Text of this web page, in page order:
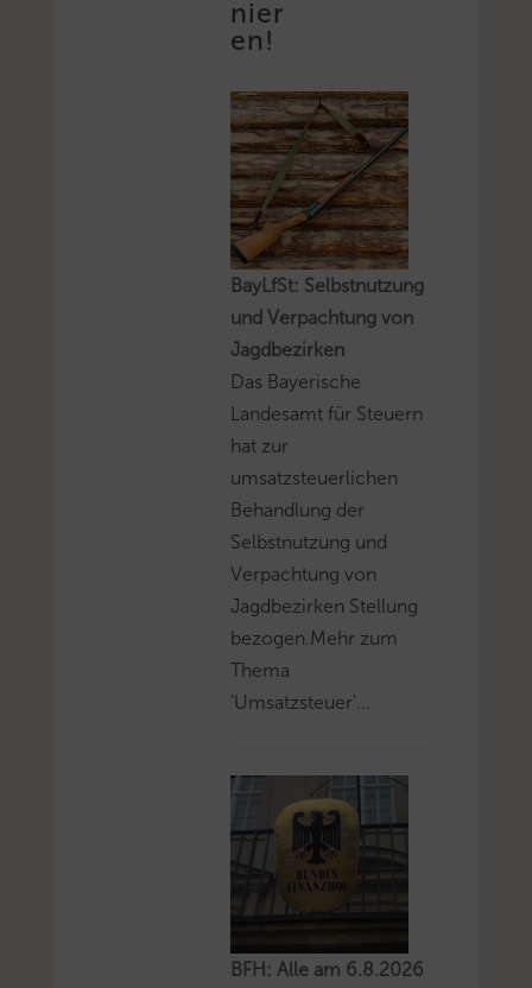
nier
en!
BayLfSt: Selbstnutzung
und Verpachtung von
Jagdbezirken
Das Bayerische
Landesamt für Steuern
hat zur
umsatzsteuerlichen
Behandlung der
Selbstnutzung und
Verpachtung von
Jagdbezirken Stellung
bezogen.Mehr zum
Thema
'Umsatzsteuer'...
BFH: Alle am 6.8.2026